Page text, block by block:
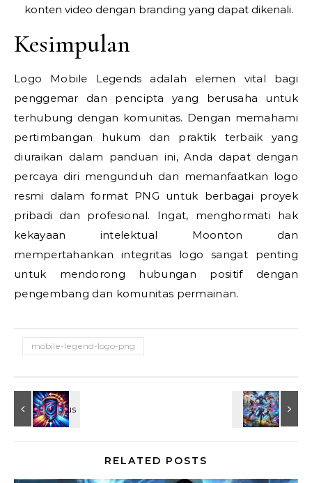
konten video dengan branding yang dapat dikenali.
Kesimpulan
Logo Mobile Legends adalah elemen vital bagi
penggemar dan pencipta yang berusaha untuk
terhubung dengan komunitas. Dengan memahami
pertimbangan hukum dan praktik terbaik yang
diuraikan dalam panduan ini, Anda dapat dengan
percaya diri mengunduh dan memanfaatkan logo
resmi dalam format PNG untuk berbagai proyek
pribadi dan profesional. Ingat, menghormati hak
kekayaan intelektual Moonton dan
mempertahankan integritas logo sangat penting
untuk mendorong hubungan positif dengan
pengembang dan komunitas permainan.
mobile-legend-logo-png
RELATED POSTS